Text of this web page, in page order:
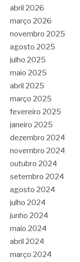
abril 2026
março 2026
novembro 2025
agosto 2025
julho 2025
maio 2025
abril 2025
março 2025
fevereiro 2025
janeiro 2025
dezembro 2024
novembro 2024
outubro 2024
setembro 2024
agosto 2024
julho 2024
junho 2024
maio 2024
abril 2024
março 2024